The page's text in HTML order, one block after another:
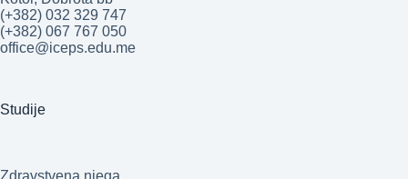
(+382) 032 329 747
(+382) 067 767 050
office@iceps.edu.me
Studije
Zdravstvena njega